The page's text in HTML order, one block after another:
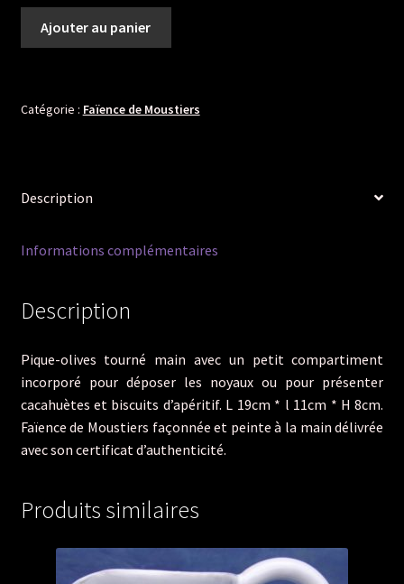
21,00 €.15,00 €.
olives-
Ajouter au panier
Catégorie : Faïence de Moustiers
Description
Informations complémentaires
Description
Pique-olives tourné main avec un petit compartiment
incorporé pour déposer les noyaux ou pour présenter
cacahuètes et biscuits d’apéritif. L 19cm * l 11cm * H 8cm.
Faïence de Moustiers façonnée et peinte à la main délivrée
avec son certificat d’authenticité.
Produits similaires